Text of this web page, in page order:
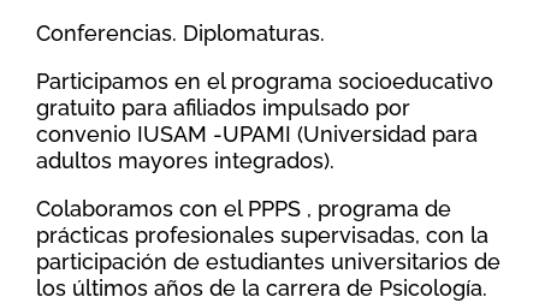
Conferencias. Diplomaturas.
Participamos en el programa socioeducativo
gratuito para afiliados impulsado por
convenio IUSAM -UPAMI (Universidad para
adultos mayores integrados).
Colaboramos con el PPPS , programa de
prácticas profesionales supervisadas, con la
participación de estudiantes universitarios de
los últimos años de la carrera de Psicología.